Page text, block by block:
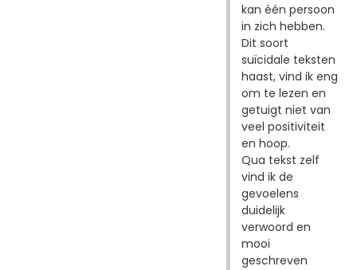
kan één persoon
in zich hebben.
Dit soort
suïcidale teksten
haast, vind ik eng
om te lezen en
getuigt niet van
veel positiviteit
en hoop.
Qua tekst zelf
vind ik de
gevoelens
duidelijk
verwoord en
mooi
geschreven